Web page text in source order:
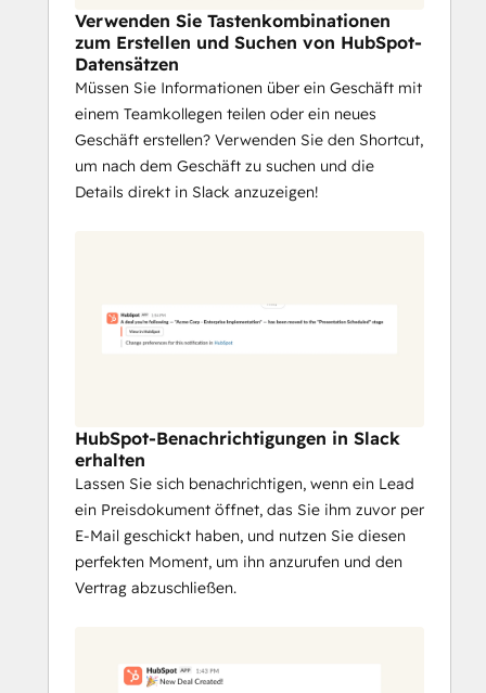
Verwenden Sie Tastenkombinationen
zum Erstellen und Suchen von HubSpot-
Datensätzen
Müssen Sie Informationen über ein Geschäft mit
einem Teamkollegen teilen oder ein neues
Geschäft erstellen? Verwenden Sie den Shortcut,
um nach dem Geschäft zu suchen und die
Details direkt in Slack anzuzeigen!
HubSpot-Benachrichtigungen in Slack
erhalten
Lassen Sie sich benachrichtigen, wenn ein Lead
ein Preisdokument öffnet, das Sie ihm zuvor per
E-Mail geschickt haben, und nutzen Sie diesen
perfekten Moment, um ihn anzurufen und den
Vertrag abzuschließen.